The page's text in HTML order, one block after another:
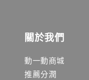
關於我們
動一動商城
推薦分潤